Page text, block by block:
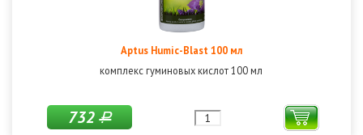
Aptus Humic-Blast 100 мл
комплекс гуминовых кислот 100 мл
732Р